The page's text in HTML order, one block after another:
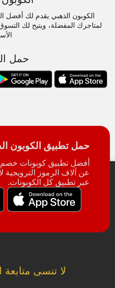
الكوبون الذهبي يقدم لك أفضل
لمتاجرك المفضلة، ويتيح لك
حمل
حمل تطبيق الكوبون
أفضل تطبيق كوبونات خصم
عن آلاف الرموز الترويجية
عبر تطبيق كل الكوبونات.
لا تنسى متابعة